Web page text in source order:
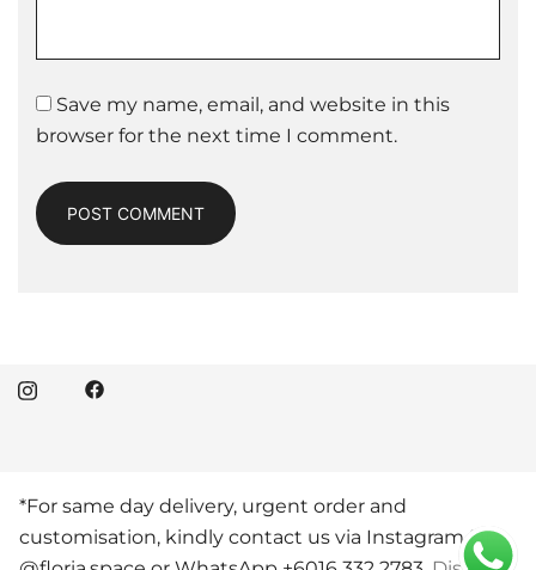
Save my name, email, and website in this
browser for the next time I comment.
© 2026 Floria Space Florist KL. Proudly powered by
Botiga
*For same day delivery, urgent order and
customisation, kindly contact us via Instagram DM